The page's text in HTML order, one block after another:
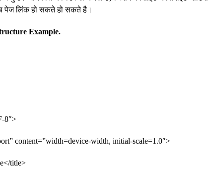
वेब पेज लिंक हो सकते हो सकते है।
Example.
8″>
content=”width=device-width, initial-scale=1.0″>
title>